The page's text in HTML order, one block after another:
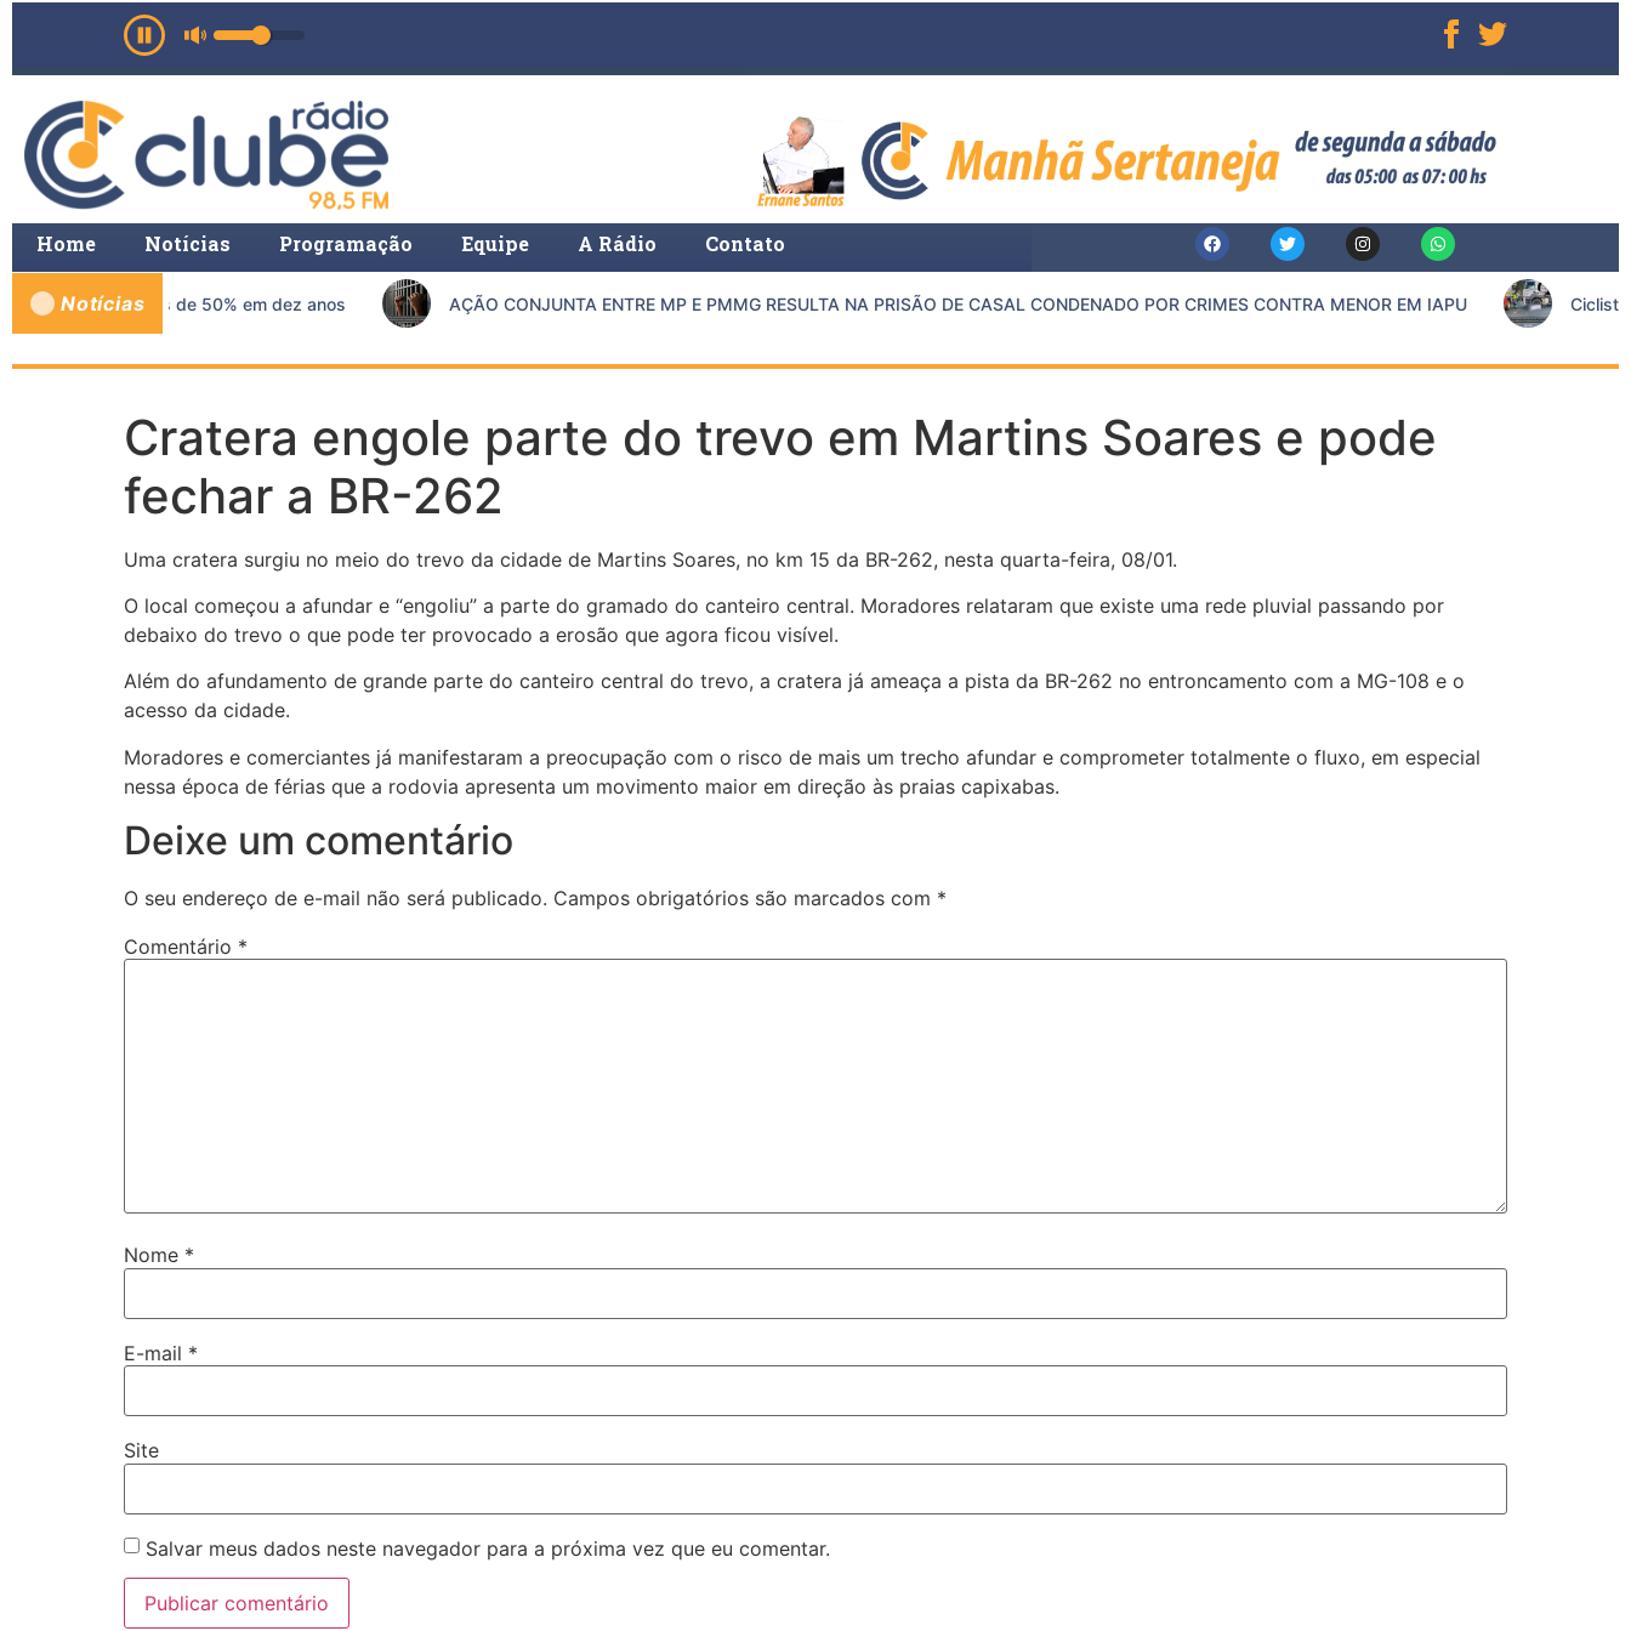
Home Notícias Programação Equipe A Rádio Contato
Notícias
crescem mais de 50% em dez anos AÇÃO CONJUNTA ENTRE MP E PMMG RESULTA NA PRISÃO DE CASAL CONDENADO POR CRIMES CONTRA MENOR EM IAPU Ciclista
Cratera engole parte do trevo em Martins Soares e pode
fechar a BR-262
Uma cratera surgiu no meio do trevo da cidade de Martins Soares, no km 15 da BR-262, nesta quarta-feira, 08/01.
O local começou a afundar e “engoliu” a parte do gramado do canteiro central. Moradores relataram que existe uma rede pluvial passando por
debaixo do trevo o que pode ter provocado a erosão que agora ficou visível.
Além do afundamento de grande parte do canteiro central do trevo, a cratera já ameaça a pista da BR-262 no entroncamento com a MG-108 e o
acesso da cidade.
Moradores e comerciantes já manifestaram a preocupação com o risco de mais um trecho afundar e comprometer totalmente o fluxo, em especial
nessa época de férias que a rodovia apresenta um movimento maior em direção às praias capixabas.
Deixe um comentário
O seu endereço de e-mail não será publicado. Campos obrigatórios são marcados com *
Comentário *
Nome *
E-mail *
Site
Salvar meus dados neste navegador para a próxima vez que eu comentar.